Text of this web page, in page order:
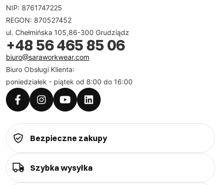
NIP: 8761747225
REGON: 870527452
ul. Chełmińska 105,86-300 Grudziądz
+48 56 465 85 06
biuro@saraworkwear.com
Biuro Obsługi Klienta:
poniedziałek - piątek od 8:00 do 16:00
Bezpieczne zakupy
Szybka wysyłka